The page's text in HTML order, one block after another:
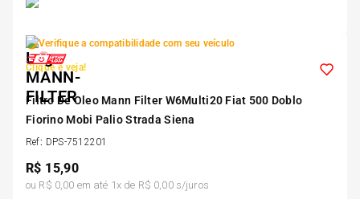
Verifique a compatibilidade com seu veículo
Clique e veja!
Filtro De Oleo Mann Filter W6Multi20 Fiat 500 Doblo
Fiorino Mobi Palio Strada Siena
Ref: DPS-7512201
R$ 15,90
ou R$ 0,00 em até 1x de R$ 0,00s/juros
6º 185 65r15
7º 185 60r15
8º 205 55r16